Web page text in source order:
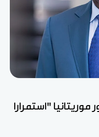
"استمرارا